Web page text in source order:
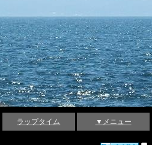
ラップタイム ▼メニュー